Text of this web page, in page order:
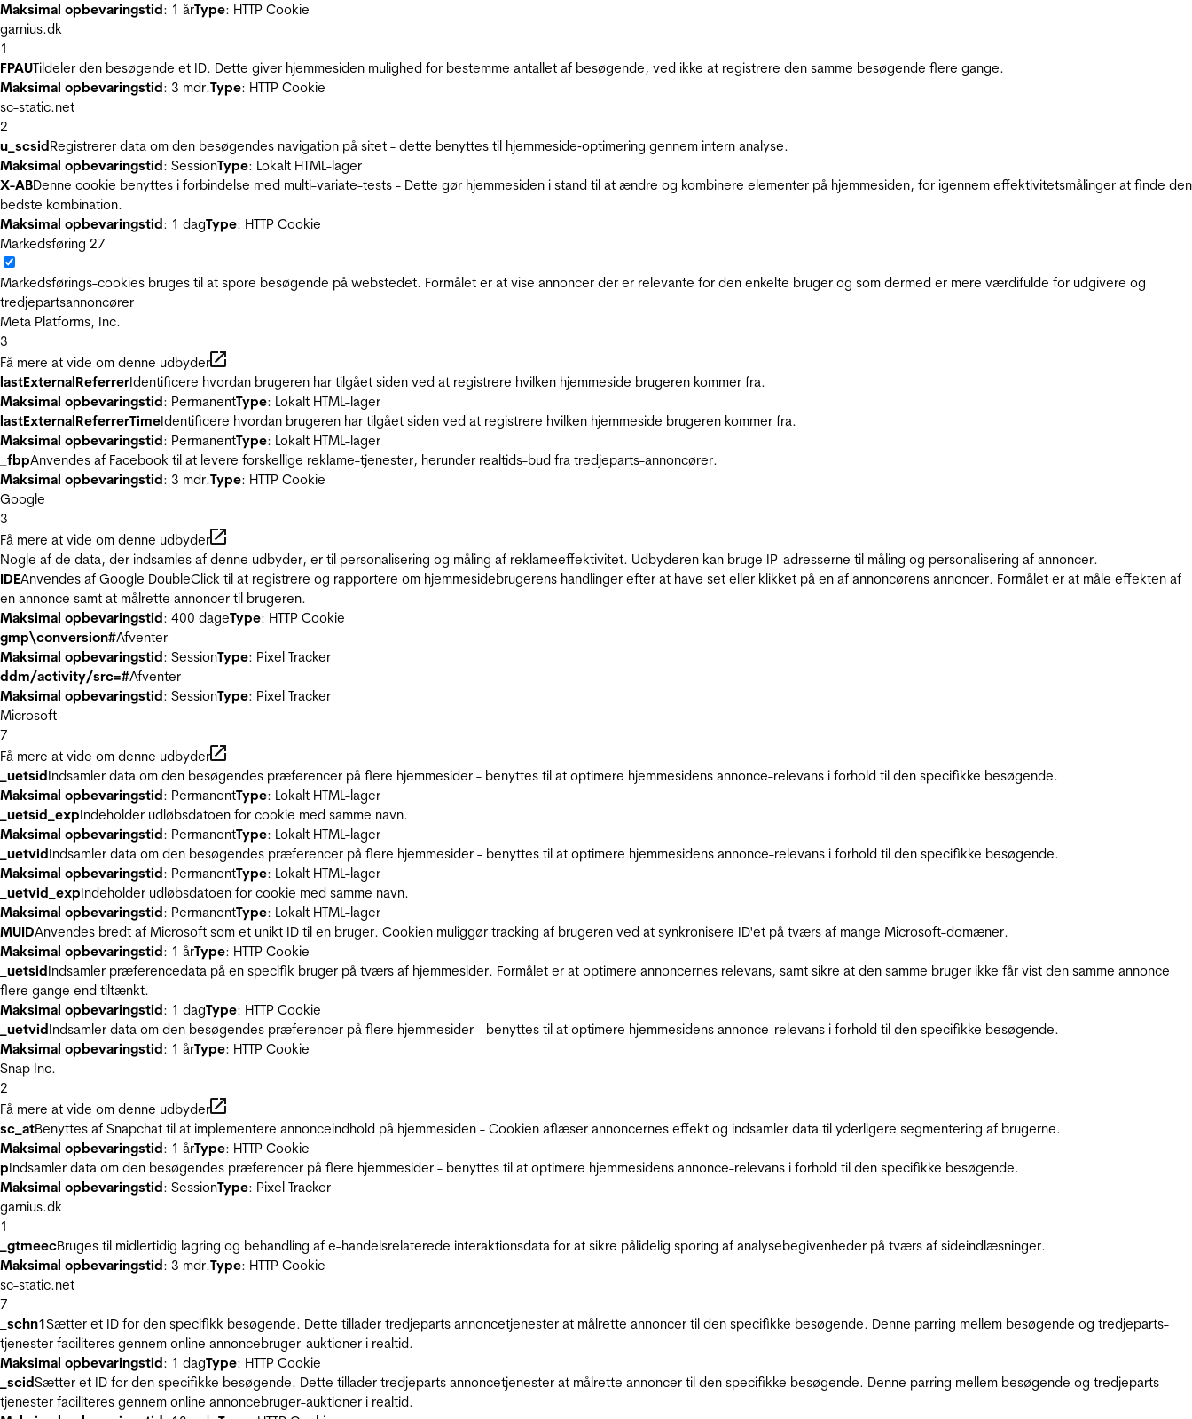
Maksimal opbevaringstid: 1 årType: HTTP Cookie
garnius.dk
1
FPAUTildeler den besøgende et ID. Dette giver hjemmesiden mulighed for bestemme antallet af besøgende, ved ikke at registrere den samme besøgende flere gange.
Maksimal opbevaringstid: 3 mdr.Type: HTTP Cookie
sc-static.net
2
u_scsidRegistrerer data om den besøgendes navigation på sitet - dette benyttes til hjemmeside‐optimering gennem intern analyse.
Maksimal opbevaringstid: SessionType: Lokalt HTML-lager
X-ABDenne cookie benyttes i forbindelse med multi-variate-tests - Dette gør hjemmesiden i stand til at ændre og kombinere elementer på hjemmesiden, for igennem effektivitetsmålinger at finde den
bedste kombination.
Maksimal opbevaringstid: 1 dagType: HTTP Cookie
Markedsføring 27
Markedsførings-cookies bruges til at spore besøgende på webstedet. Formålet er at vise annoncer der er relevante for den enkelte bruger og som dermed er mere værdifulde for udgivere og
tredjepartsannoncører
Meta Platforms, Inc.
3
Få mere at vide om denne udbyder
lastExternalReferrerIdentificere hvordan brugeren har tilgået siden ved at registrere hvilken hjemmeside brugeren kommer fra.
Maksimal opbevaringstid: PermanentType: Lokalt HTML-lager
lastExternalReferrerTimeIdentificere hvordan brugeren har tilgået siden ved at registrere hvilken hjemmeside brugeren kommer fra.
Maksimal opbevaringstid: PermanentType: Lokalt HTML-lager
_fbpAnvendes af Facebook til at levere forskellige reklame-tjenester, herunder realtids-bud fra tredjeparts-annoncører.
Maksimal opbevaringstid: 3 mdr.Type: HTTP Cookie
Google
3
Få mere at vide om denne udbyder
Nogle af de data, der indsamles af denne udbyder, er til personalisering og måling af reklameeffektivitet. Udbyderen kan bruge IP-adresserne til måling og personalisering af annoncer.
IDEAnvendes af Google DoubleClick til at registrere og rapportere om hjemmesidebrugerens handlinger efter at have set eller klikket på en af annoncørens annoncer. Formålet er at måle effekten af
en annonce samt at målrette annoncer til brugeren.
Maksimal opbevaringstid: 400 dageType: HTTP Cookie
gmp\conversion#Afventer
Maksimal opbevaringstid: SessionType: Pixel Tracker
ddm/activity/src=#Afventer
Maksimal opbevaringstid: SessionType: Pixel Tracker
Microsoft
7
Få mere at vide om denne udbyder
_uetsidIndsamler data om den besøgendes præferencer på flere hjemmesider - benyttes til at optimere hjemmesidens annonce-relevans i forhold til den specifikke besøgende.
Maksimal opbevaringstid: PermanentType: Lokalt HTML-lager
_uetsid_expIndeholder udløbsdatoen for cookie med samme navn.
Maksimal opbevaringstid: PermanentType: Lokalt HTML-lager
_uetvidIndsamler data om den besøgendes præferencer på flere hjemmesider - benyttes til at optimere hjemmesidens annonce-relevans i forhold til den specifikke besøgende.
Maksimal opbevaringstid: PermanentType: Lokalt HTML-lager
_uetvid_expIndeholder udløbsdatoen for cookie med samme navn.
Maksimal opbevaringstid: PermanentType: Lokalt HTML-lager
MUIDAnvendes bredt af Microsoft som et unikt ID til en bruger. Cookien muliggør tracking af brugeren ved at synkronisere ID'et på tværs af mange Microsoft-domæner.
Maksimal opbevaringstid: 1 årType: HTTP Cookie
_uetsidIndsamler præferencedata på en specifik bruger på tværs af hjemmesider. Formålet er at optimere annoncernes relevans, samt sikre at den samme bruger ikke får vist den samme annonce
flere gange end tiltænkt.
Maksimal opbevaringstid: 1 dagType: HTTP Cookie
_uetvidIndsamler data om den besøgendes præferencer på flere hjemmesider - benyttes til at optimere hjemmesidens annonce-relevans i forhold til den specifikke besøgende.
Maksimal opbevaringstid: 1 årType: HTTP Cookie
Snap Inc.
2
Få mere at vide om denne udbyder
sc_atBenyttes af Snapchat til at implementere annonceindhold på hjemmesiden - Cookien aflæser annoncernes effekt og indsamler data til yderligere segmentering af brugerne.
Maksimal opbevaringstid: 1 årType: HTTP Cookie
pIndsamler data om den besøgendes præferencer på flere hjemmesider - benyttes til at optimere hjemmesidens annonce-relevans i forhold til den specifikke besøgende.
Maksimal opbevaringstid: SessionType: Pixel Tracker
garnius.dk
1
_gtmeecBruges til midlertidig lagring og behandling af e-handelsrelaterede interaktionsdata for at sikre pålidelig sporing af analysebegivenheder på tværs af sideindlæsninger.
Maksimal opbevaringstid: 3 mdr.Type: HTTP Cookie
sc-static.net
7
_schn1Sætter et ID for den specifikk besøgende. Dette tillader tredjeparts annoncetjenester at målrette annoncer til den specifikke besøgende. Denne parring mellem besøgende og tredjeparts-
tjenester faciliteres gennem online annoncebruger-auktioner i realtid.
Maksimal opbevaringstid: 1 dagType: HTTP Cookie
_scidSætter et ID for den specifikke besøgende. Dette tillader tredjeparts annoncetjenester at målrette annoncer til den specifikke besøgende. Denne parring mellem besøgende og tredjeparts-
tjenester faciliteres gennem online annoncebruger-auktioner i realtid.